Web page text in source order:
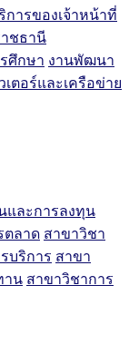
ารของเจ้าหน้าที่
ชธานี
ศึกษา งานพัฒนา
ตอร์และเครือข่าย
และการลงทุน
ตลาด สาขาวิชา
บริการ สาขา
าน สาขาวิชาการ